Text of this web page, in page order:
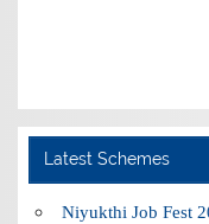
Latest Schemes
Niyukthi Job Fest